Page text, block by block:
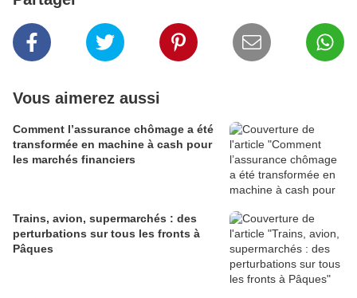
Vous aimerez aussi
Comment l’assurance chômage a été
transformée en machine à cash pour
les marchés financiers
Trains, avion, supermarchés : des
perturbations sur tous les fronts à
Pâques